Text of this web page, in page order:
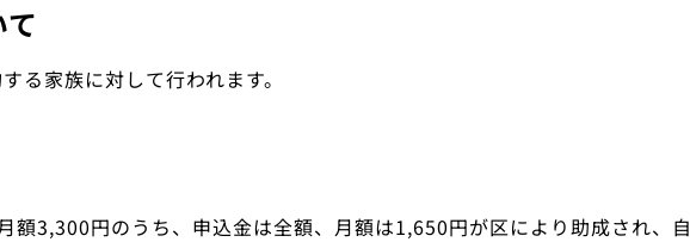
る家族に対して行われます。
額3,300円のうち、申込金は全額、月額は1,650円が区により助成され、自